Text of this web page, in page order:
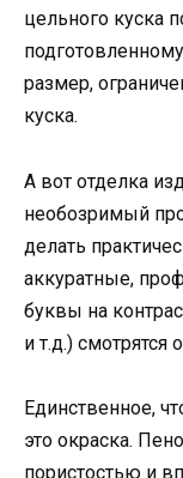
цельного куска
размер,
куска.
А вот отделка
необозримый
делать
аккуратные,
буквы на
и т.д.) смотрятся
Единственное,
это окраска.
пористостью и